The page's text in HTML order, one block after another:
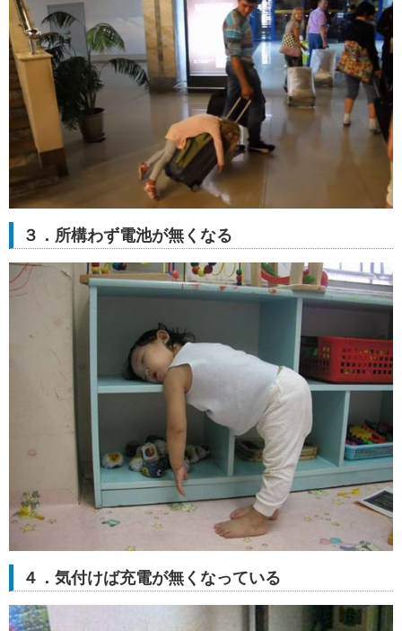
３．所構わず電池が無くなる
４．気付けば充電が無くなっている